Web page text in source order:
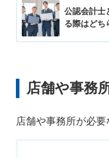
公認会計士
る際はどち
店舗や事務
店舗や事務所が必要